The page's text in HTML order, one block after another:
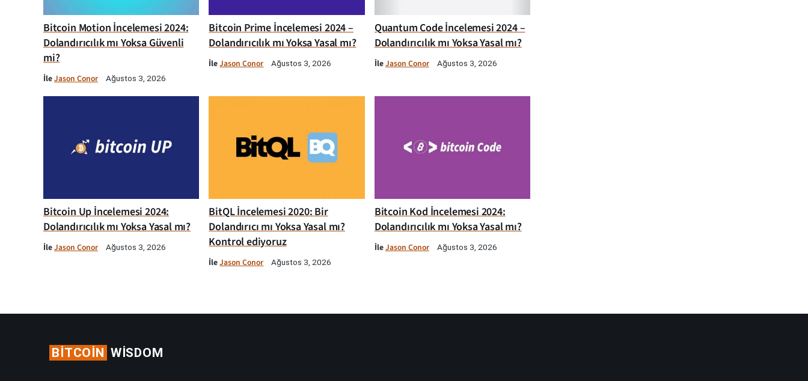
Bitcoin Motion İncelemesi 2024:
Dolandırıcılık mı Yoksa Güvenli
mi?
İleJason Conor Ağustos 3, 2026
Bitcoin Prime İncelemesi 2024 –
Dolandırıcılık mı Yoksa Yasal mı?
İleJason Conor Ağustos 3, 2026
Quantum Code İncelemesi 2024 –
Dolandırıcılık mı Yoksa Yasal mı?
İleJason Conor Ağustos 3, 2026
Bitcoin Up İncelemesi 2024:
Dolandırıcılık mı Yoksa Yasal mı?
İleJason Conor Ağustos 3, 2026
BitQL İncelemesi 2020: Bir
Dolandırıcı mı Yoksa Yasal mı?
Kontrol ediyoruz
İleJason Conor Ağustos 3, 2026
Bitcoin Kod İncelemesi 2024:
Dolandırıcılık mı Yoksa Yasal mı?
İleJason Conor Ağustos 3, 2026
BITCOIN WISDOM